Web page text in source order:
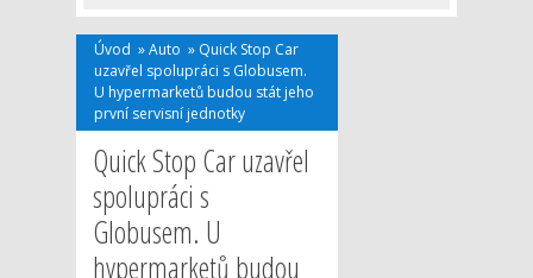
Úvod »Auto » Quick Stop Car
uzavřel spolupráci s Globusem.
U hypermarketů budou stát jeho
první servisní jednotky
Quick Stop Car uzavřel
spolupráci s
Globusem. U
hypermarketů budou